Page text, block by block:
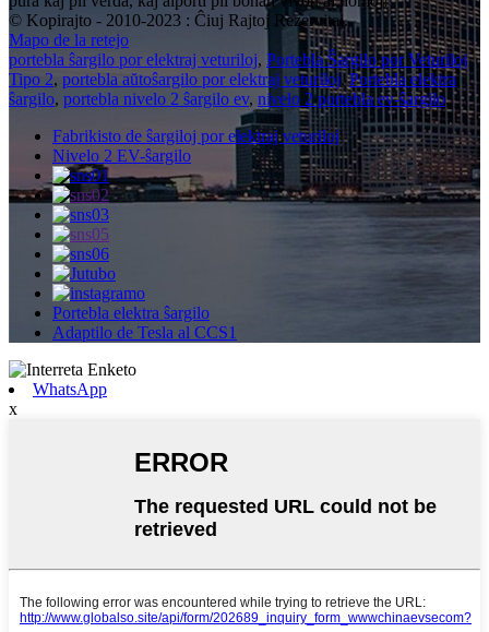
© Kopirajto - 2010-2023 : Ĉiuj Rajtoj Rezervitaj.
Mapo de la retejo
portebla ŝargilo por elektraj veturiloj, Portebla Ŝargilo por Veturiloj
Tipo 2, portebla aŭtoŝargilo por elektraj veturiloj,Portebla elektra
ŝargilo, portebla nivelo 2 ŝargilo ev, nivelo 2 portebla ev-ŝargilo,
Fabrikisto de ŝargiloj por elektraj veturiloj
Nivelo 2 EV-ŝargilo
Portebla elektra ŝargilo
Adaptilo de Tesla al CCS1
WhatsApp
x